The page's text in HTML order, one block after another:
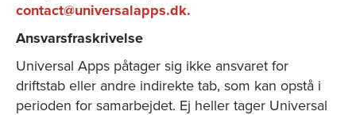
contact@universalapps.dk.
Ansvarsfraskrivelse
Universal Apps påtager sig ikke ansvaret for
driftstab eller andre indirekte tab, som kan opstå i
perioden for samarbejdet. Ej heller tager Universal